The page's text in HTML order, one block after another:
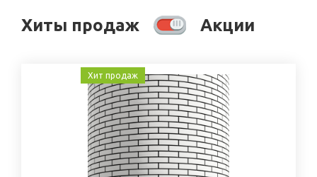
Хиты продаж Акции
Хит продаж